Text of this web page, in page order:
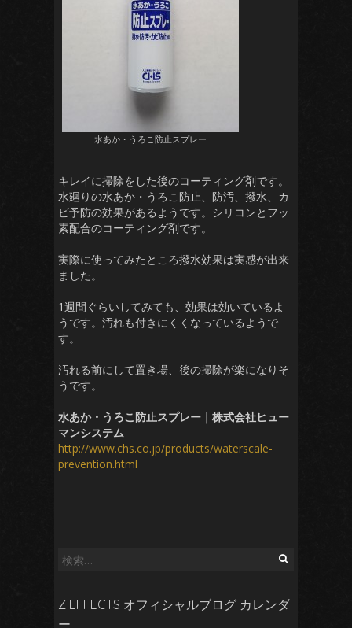
水あか・うろこ防止スプレー
キレイに掃除をした後のコーティング剤です。
水廻りの水あか・うろこ防止、防汚、撥水、カ
ビ予防の効果があるようです。シリコンとフッ
素配合のコーティング剤です。
実際に使ってみたところ撥水効果は実感が出来
ました。
1週間ぐらいしてみても、効果は効いているよ
うです。汚れも付きにくくなっているようで
す。
汚れる前にして置き場、後の掃除が楽になりそ
うです。
水あか・うろこ防止スプレー｜株式会社ヒュー
マンシステム
http://www.chs.co.jp/products/waterscale-
prevention.html
検
Z EFFECTS オフィシャルブログ カレンダ
ー